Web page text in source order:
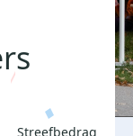
Streefbedrag